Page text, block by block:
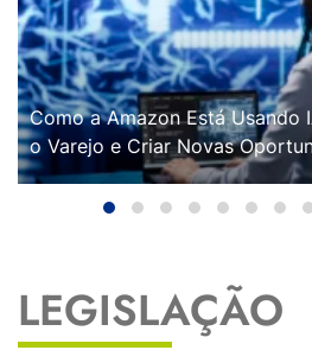
Como a Amazon Está Usando
o Varejo e Criar Novas
LEGISLAÇÃO